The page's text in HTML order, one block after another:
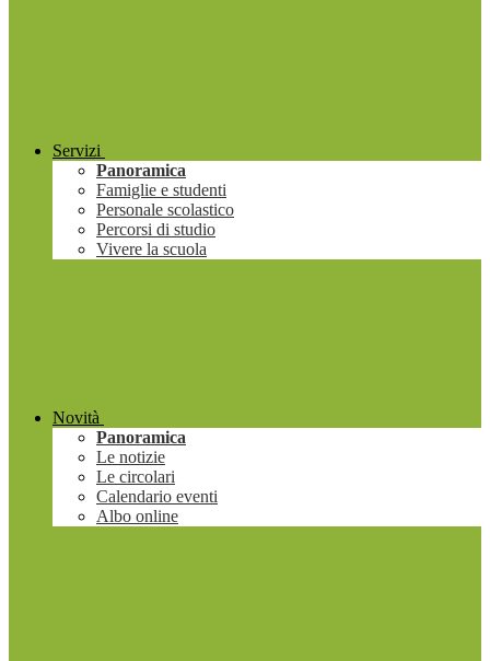
Servizi
Panoramica
Famiglie e studenti
Personale scolastico
Percorsi di studio
Vivere la scuola
Novità
Panoramica
Le notizie
Le circolari
Calendario eventi
Albo online